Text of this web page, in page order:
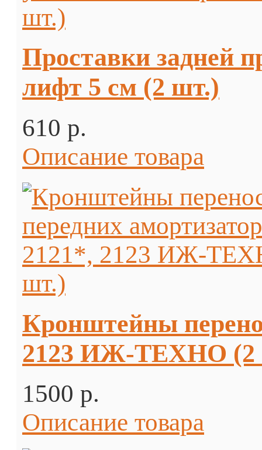
Проставки задней
лифт 5 см (2 шт.)
610 p.
Описание товара
Кронштейны
2123 ИЖ-ТЕХНО (2
1500 p.
Описание товара